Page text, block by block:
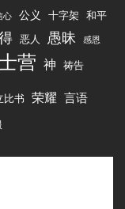
心 公义 十字架 和平
恶人 愚昧 感恩
营 神 祷告
比书 荣耀 言语